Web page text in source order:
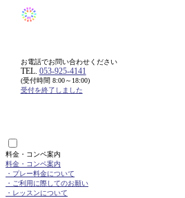
お電話でお問い合わせください
TEL. 053-925-4141
(受付時間 8:00～18:00)
受付を終了しました
料金・コンペ案内
料金・コンペ案内
・プレー料金について
・ご利用に際してのお願い
・レッスンについて